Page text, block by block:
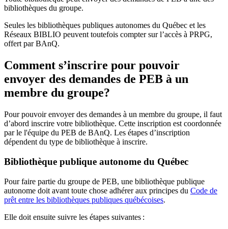
bibliothèques du groupe.
Seules les bibliothèques publiques autonomes du Québec et les
Réseaux BIBLIO peuvent toutefois compter sur l’accès à PRPG,
offert par BAnQ.
Comment s’inscrire pour pouvoir
envoyer des demandes de PEB à un
membre du groupe?
Pour pouvoir envoyer des demandes à un membre du groupe, il faut
d’abord inscrire votre bibliothèque. Cette inscription est coordonnée
par le l'équipe du PEB de BAnQ. Les étapes d’inscription
dépendent du type de bibliothèque à inscrire.
Bibliothèque publique autonome du Québec
Pour faire partie du groupe de PEB, une bibliothèque publique
autonome doit avant toute chose adhérer aux principes du Code de
prêt entre les bibliothèques publiques québécoises.
Elle doit ensuite suivre les étapes suivantes :